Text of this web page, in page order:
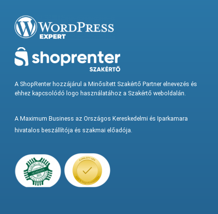
A ShopRenter hozzájárul a Minősített Szakértő Partner elnevezés és
ehhez kapcsolódó logo használatához a Szakértő weboldalán.
A Maximum Business az Országos Kereskedelmi és Iparkamara
hivatalos beszállítója és szakmai előadója.